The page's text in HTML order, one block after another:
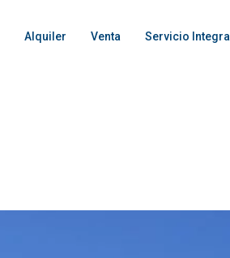
Alquiler Venta Servicio Integral